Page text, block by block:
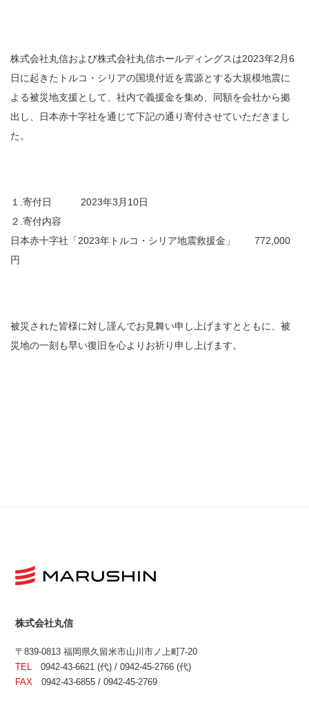
株式会社丸信および株式会社丸信ホールディングスは2023年2月6
日に起きたトルコ・シリアの国境付近を震源とする大規模地震に
よる被災地支援として、社内で義援金を集め、同額を会社から拠
出し、日本赤十字社を通じて下記の通り寄付させていただきまし
た。
１.寄付日 2023年3月10日
２.寄付内容
日本赤十字社「2023年トルコ・シリア地震救援金」 772,000
円
被災された皆様に対し謹んでお見舞い申し上げますとともに、被
災地の一刻も早い復旧を心よりお祈り申し上げます。
株式会社丸信
〒839-0813 福岡県久留米市山川市ノ上町7-20
TEL 0942-43-6621 (代) / 0942-45-2766 (代)
FAX 0942-43-6855 / 0942-45-2769